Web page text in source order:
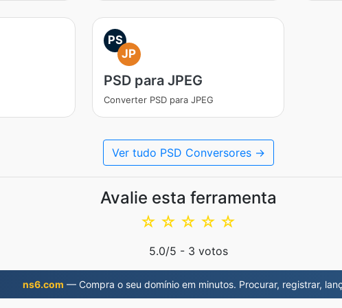
PS
JP
PSD para JPEG
Converter PSD para JPEG
Ver tudo PSD Conversores →
Avalie esta ferramenta
☆
☆
☆
☆
☆
5.0/5 - 3 votos
ns6.com — Compra o seu domínio em minutos. Procurar, registrar,